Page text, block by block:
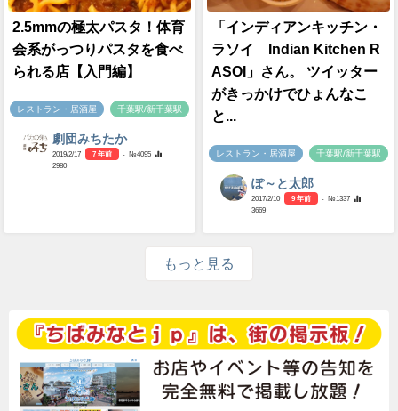
2.5mmの極太パスタ！体育
会系がっつりパスタを食べ
られる店【入門編】
レストラン・居酒屋 千葉駅/新千葉駅
劇団みちたか
2019/2/17 7 年前
- №4095
2980
「インディアンキッチン・
ラソイ Indian Kitchen R
ASOI」さん。 ツイッター
がきっかけでひょんなこ
と...
レストラン・居酒屋 千葉駅/新千葉駅
ぽ～と太郎
2017/2/10 9 年前
- №1337
3669
もっと見る